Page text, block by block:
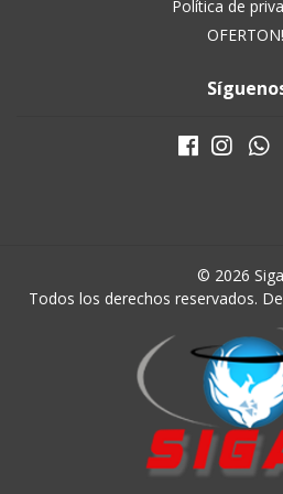
Política de
© 2026
Todos los derechos reservados.